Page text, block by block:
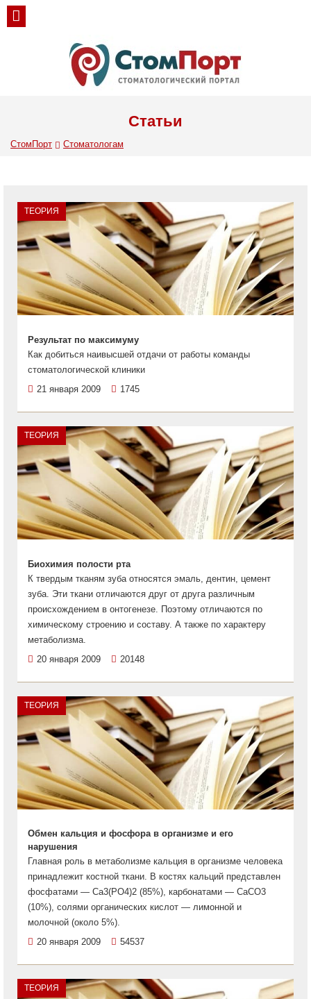
Статьи
СтомПорт Стоматологам
ТЕОРИЯ
Результат по максимуму
Как добиться наивысшей отдачи от работы команды
стоматологической клиники
21 января 2009
1745
ТЕОРИЯ
Биохимия полости рта
К твердым тканям зуба относятся эмаль, дентин, цемент
зуба. Эти ткани отличаются друг от друга различным
происхождением в онтогенезе. Поэтому отличаются по
химическому строению и составу. А также по характеру
метаболизма.
20 января 2009
20148
ТЕОРИЯ
Обмен кальция и фосфора в организме и его
нарушения
Главная роль в метаболизме кальция в организме человека
принадлежит костной ткани. В костях кальций представлен
фосфатами — Са3(РО4)2 (85%), карбонатами — СаСО3
(10%), солями органических кислот — лимонной и
молочной (около 5%).
20 января 2009
54537
ТЕОРИЯ